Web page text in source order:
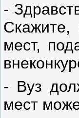
-
Скажите,
мест,
- Вуз
мест